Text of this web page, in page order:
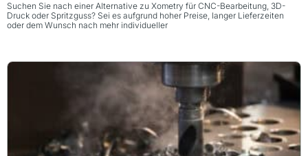
Suchen Sie nach einer Alternative zu Xometry für CNC-Bearbeitung, 3D-
Druck oder Spritzguss? Sei es aufgrund hoher Preise, langer Lieferzeiten
oder dem Wunsch nach mehr individueller